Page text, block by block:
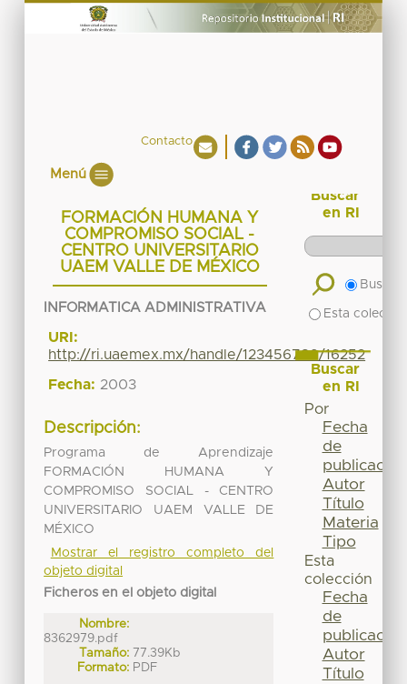
Contacto
Menú
FORMACIÓN HUMANA Y
COMPROMISO SOCIAL -
CENTRO UNIVERSITARIO
UAEM VALLE DE MÉXICO
INFORMATICA ADMINISTRATIVA
URI:
http://ri.uaemex.mx/handle/123456789/16252
Fecha: 2003
Descripción:
Programa de Aprendizaje
FORMACIÓN HUMANA Y
COMPROMISO SOCIAL - CENTRO
UNIVERSITARIO UAEM VALLE DE
MÉXICO
Mostrar el registro completo del
objeto digital
Ficheros en el objeto digital
Nombre:
8362979.pdf
Tamaño: 77.39Kb
Formato: PDF
Buscar
en RI
Buscar
Esta
Buscar
en RI
Por
Fecha
de
publicación
Autor
Título
Materia
Tipo
Esta
colección
Fecha
de
publicación
Autor
Título